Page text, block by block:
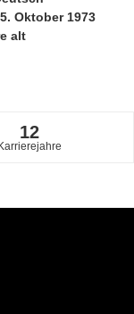
Oktober 1973
alt
12